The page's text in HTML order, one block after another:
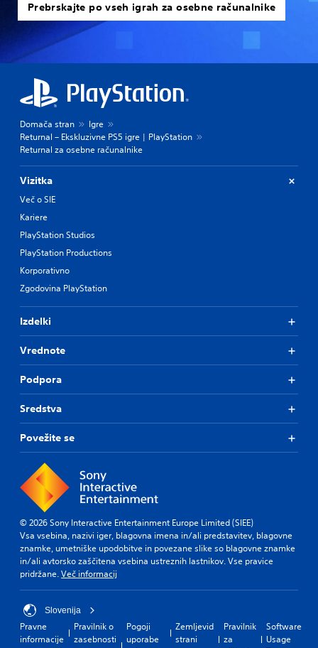
Prebrskajte po vseh igrah za osebne računalnike
Domača stran
Igre
Returnal – Ekskluzivne PS5 igre | PlayStation
Returnal za osebne računalnike
Vizitka
Več o SIE
Kariere
PlayStation Studios
PlayStation Productions
Korporativno
Zgodovina PlayStation
Izdelki
Vrednote
Podpora
Sredstva
Povežite se
© 2026 Sony Interactive Entertainment Europe Limited (SIEE)
Vsa vsebina, nazivi iger, blagovna imena in/ali predstavitev, blagovne
znamke, umetniške upodobitve in povezane slike so blagovne znamke
in/ali avtorsko zaščitena vsebina ustreznih lastnikov. Vse pravice
pridržane.Več informacij
Slovenija
Pravne
informacije
Pravilnik o
zasebnosti
Pogoji
uporabe
Zemljevid
strani
Pravilnik
za
Software
Usage